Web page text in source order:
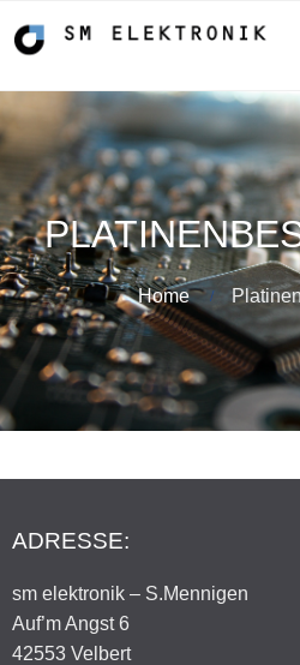
Home
ADRESSE:
sm elektronik – S.Mennigen
Auf’m Angst 6
42553 Velbert